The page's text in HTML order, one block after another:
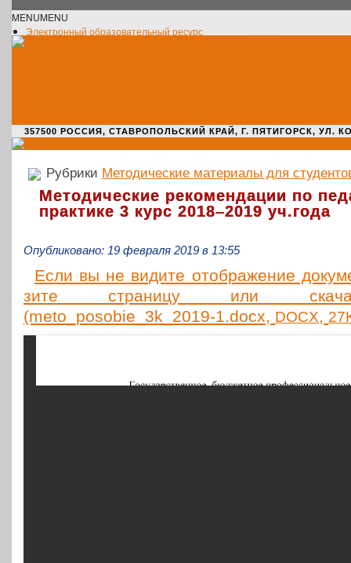
MENUMENU
Электронный образовательный ресурс
357500 РОССИЯ, СТАВРОПОЛЬСКИЙ КРАЙ, Г. ПЯТИГОРСК, УЛ.
Рубрики Методические материалы для
Методические рекомендации по
практике 3 курс 2018–2019 уч.года
Опубликовано: 19 февраля 2019 в 13:55
Если вы не видите отоб­ра­же­ние
зи­те стра­ни­цу или
(meto_posobie_3k_2019‑1.docx, DOCX,